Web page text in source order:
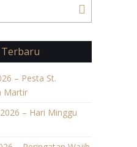
– Pesta St.
Martir
– Hari Minggu